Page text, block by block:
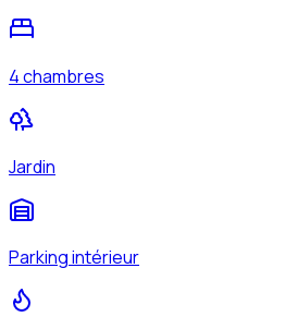
4 chambres
Jardin
Parking intérieur